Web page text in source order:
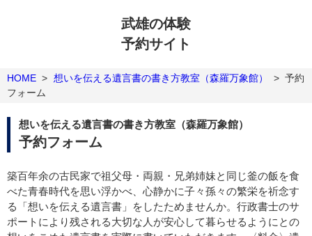
武雄の体験
予約サイト
HOME > 想いを伝える遺言書の書き方教室（森羅万象館） > 予約
フォーム
想いを伝える遺言書の書き方教室（森羅万象館）
予約フォーム
築百年余の古民家で祖父母・両親・兄弟姉妹と同じ釜の飯を食
べた青春時代を思い浮かべ、心静かに子々孫々の繁栄を祈念す
る「想いを伝える遺言書」をしたためませんか。行政書士のサ
ポートにより残される大切な人が安心して暮らせるようにとの